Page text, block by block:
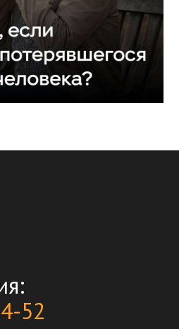
52